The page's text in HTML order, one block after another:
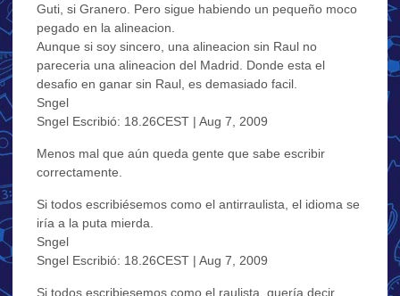
Guti, si Granero. Pero sigue habiendo un pequeño moco
pegado en la alineacion.
Aunque si soy sincero, una alineacion sin Raul no
pareceria una alineacion del Madrid. Donde esta el
desafio en ganar sin Raul, es demasiado facil.
Sngel
Sngel Escribió: 18.26CEST | Aug 7, 2009
Menos mal que aún queda gente que sabe escribir
correctamente.
Si todos escribiésemos como el antirraulista, el idioma se
iría a la puta mierda.
Sngel
Sngel Escribió: 18.26CEST | Aug 7, 2009
Si todos escribiesemos como el raulista, quería decir